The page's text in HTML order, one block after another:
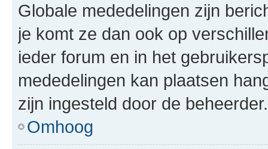
Globale mededelingen zijn
je komt ze dan ook op
ieder forum en in het
mededelingen kan plaatsen
zijn ingesteld door de beheerder.
Omhoog